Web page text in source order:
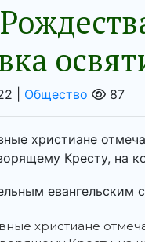
| Общество 87
христиане
Кресту, на
христиане